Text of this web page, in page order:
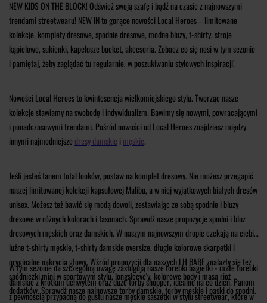
NEW KIDS ON THE BLOCK! Odśwież swoją szafę i bądź na czasie z najnowszymi
trendami streetwearu! NEW IN to gorące nowości Local Heroes – limitowane
kolekcje, komplety dresowe, spodnie dresowe, modne bluzy, t-shirty, stroje
kąpielowe, sukienki, kapelusze bucket, akcesoria. Zobacz co się nosi w tym sezonie
i pamiętaj, żeby zaglądać tu regularnie, w poszukiwaniu stylowych inspiracji!
Nowości Local Heroes to kwintesencja wielkomiejskiego stylu. Tworząc nasze
kolekcje stawiamy na swobodę i indywidualizm. Bawimy się nowymi, powracającymi
i ponadczasowymi trendami. Pośród nowości od Local Heroes znajdziesz między
innymi najmodniejsze dresy damskie i męskie.
Jeśli jesteś fanem total looków, postaw na komplet dresowy. Nie możesz przegapić
naszej limitowanej kolekcji kapsułowej Malibu, a w niej wyjątkowych białych dresów
unisex. Możesz też bawić się modą dowoli, zestawiając ze sobą spodnie i bluzy
dresowe w różnych kolorach i fasonach. Sprawdź nasze propozycje spodni i bluz
dresowych męskich oraz damskich. W naszym najnowszym dropie czekają na ciebie
luźne t-shirty męskie, t-shirty damskie oversize, długie kolorowe skarpetki i
oryginalne nakrycia głowy. Wśród propozycji dla naszych LH BABE znalazły się też
spódniczki mini w sportowym stylu, longsleeve'y, kolorowe body i masa riot
dodatków. Sprawdź nasze najnowsze torby damskie, torby męskie i paski do spodni.
W tym sezonie na szczególną uwagę zasługują nasze torebki bagietki - małe torebki
damskie z krótkim uchwytem oraz duże torby shopper, idealne na co dzień. Panom
z pewnością przypadną do gustu nasze męskie saszetki w stylu streetwear, które w